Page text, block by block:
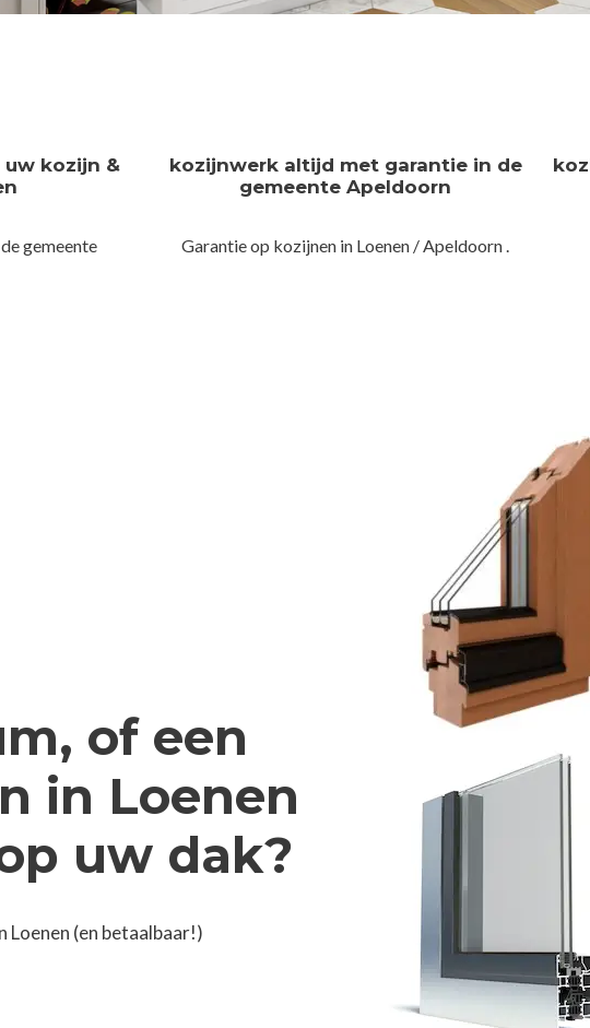
kozijn &
gemeente
kozijnwerk altijd met garantie in de
gemeente Apeldoorn
Garantie op kozijnen in Loenen / Apeldoorn .
of een
in Loenen
uw dak?
Loenen (en betaalbaar!)